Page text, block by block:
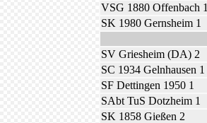
VSG 1880 Offenbach 1
SK 1980 Gernsheim 1
SV Griesheim (DA) 2
SC 1934 Gelnhausen 1
SF Dettingen 1950 1
SAbt TuS Dotzheim 1
SK 1858 Gießen 2